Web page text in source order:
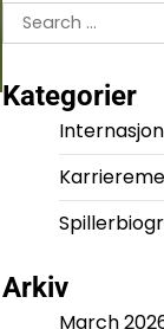
Search
for:
Kategorier
Arkiv
March